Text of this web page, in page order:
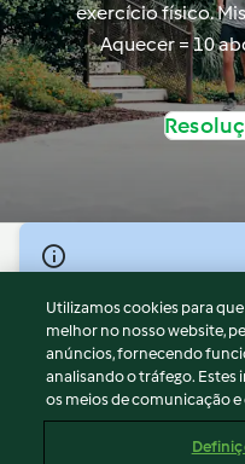
exercício físico.
Aquecer = 10
© Copyright 2026
Termos de Utilização
Aviso sobre Proteção de
Aviso
Apoio legal
Utilizamos cookies para
melhor no nosso website,
anúncios, fornecendo
analisando o tráfego. Estes
os meios de comunicação